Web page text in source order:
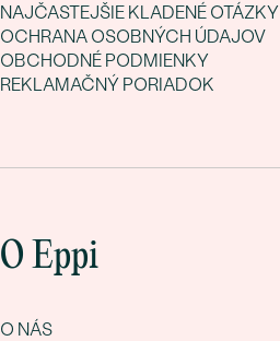
NAJČASTEJŠIE KLADENÉ OTÁZKY
OCHRANA OSOBNÝCH ÚDAJOV
OBCHODNÉ PODMIENKY
REKLAMAČNÝ PORIADOK
O Eppi
O NÁS